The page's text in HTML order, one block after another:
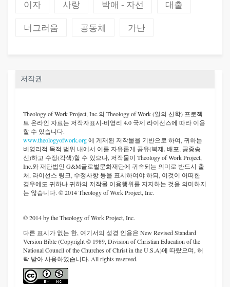
이자 사랑 박애 - 자선 대출
너그러움 공동체 가난
저작권
Theology of Work Project, Inc.의 Theology of Work (일의 신학) 프로젝
트 온라인 자료는 저작자표시-비영리 4.0 국제 라이선스에 따라 이용
할 수 있습니다.
www.theologyofwork.org에 게재된 저작물을 기반으로 하여, 귀하는
비영리적 목적 범위 내에서 이를 자유롭게 공유(복제, 배포, 공중송
신)하고 수정(각색)할 수 있으나, 저작물이 Theology of Work Project,
Inc.와 재단법인 G&M글로벌문화재단에 귀속되는 의미로 반드시 출
처, 라이선스 링크, 수정사항 등을 표시하여야 하되, 이것이 어떠한
경우에도 귀하나 귀하의 저작물 이용행위를 지지하는 것을 의미하지
는 않습니다. © 2014 Theology of Work Project, Inc.
© 2014 by the Theology of Work Project, Inc.
다른 표시가 없는 한, 여기서의 성경 인용은 New Revised Standard
Version Bible (Copyright © 1989, Division of Christian Education of the
National Council of the Churches of Christ in the U.S.A)에 따랐으며, 허
락 받아 사용하였습니다. All rights reserved.